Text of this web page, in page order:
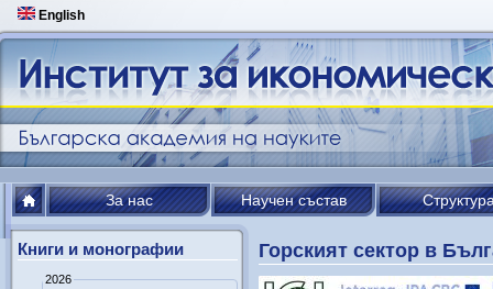
English
За нас Научен състав
Книги и монографии
2026
Горският сектор в